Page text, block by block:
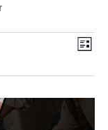
de
Liste